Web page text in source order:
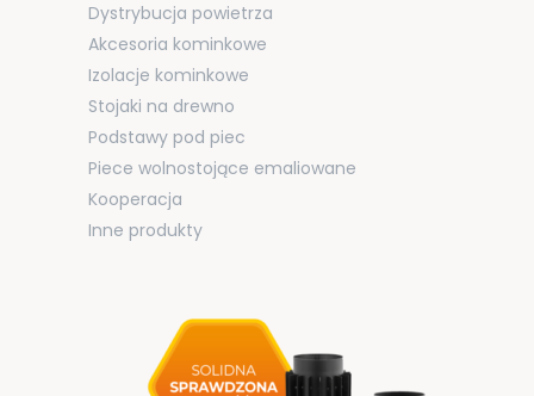
Dystrybucja powietrza
Akcesoria kominkowe
Izolacje kominkowe
Stojaki na drewno
Podstawy pod piec
Piece wolnostojące emaliowane
Kooperacja
Inne produkty